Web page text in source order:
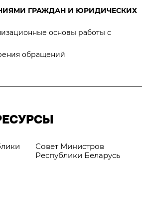
ГРАЖДАН И ЮРИДИЧЕСКИХ
основы работы с
обращений
Совет Министров
Республики Беларусь